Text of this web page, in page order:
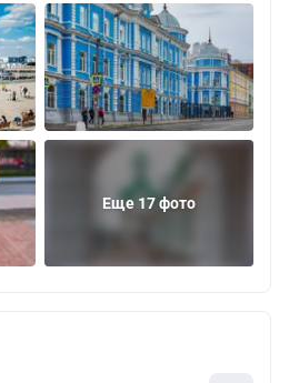
Еще 17 фото